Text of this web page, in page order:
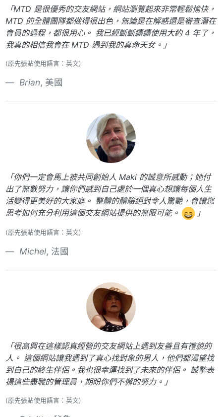
「MTD 是很優秀的交友網站，網站瀏覽起來非常輕鬆愉快，
MTD 的全體團隊都做得很出色，無論是在解惑還是審查潛在
會員的過程，都很用心。 我已經斷斷續續使用大約 4 年了，
我真的相信我會在 MTD 遇到我的真命天女。」
(原先張貼使用語言：英文)
Brian, 美國
「你們一定會馬上被共同創始人 Maki 的誠意所感動；她付
出了無數努力，讓你們感到自己處於一個真心想讓每個人生
活變得更美好的大家庭。 整體的體驗絕對令人驚艷，會讓您
思考如何充分利用這個交友網站提供的無限可能。
」
(原先張貼使用語言：英文)
Michel, 法國
「很高興在這樣認真經營的交友網站上遇到友善且有禮貌的
人。 這個網站讓我遇到了真心找對象的男人，他們都渴望找
到自己的終生伴侶。我也很幸運找到了未來的伴侶。 誠摯表
揚這些盡職的管理員，期盼你們不懈的努力。」
(原先張貼使用語言：英文)